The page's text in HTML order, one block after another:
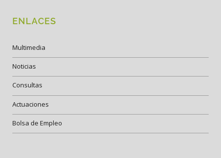
ENLACES
Multimedia
Noticias
Consultas
Actuaciones
Bolsa de Empleo